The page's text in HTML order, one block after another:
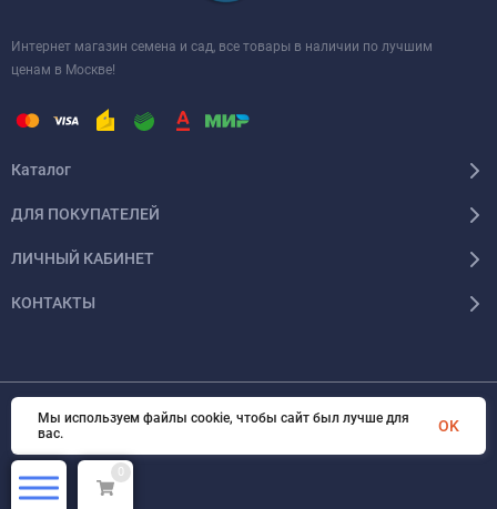
Интернет магазин семена и сад, все товары в наличии по лучшим
ценам в Москве!
Каталог
ДЛЯ ПОКУПАТЕЛЕЙ
ЛИЧНЫЙ КАБИНЕТ
КОНТАКТЫ
© 2026 InSale. Все права защищены
0
Мы используем файлы cookie, чтобы сайт был лучше для
вас.
OK